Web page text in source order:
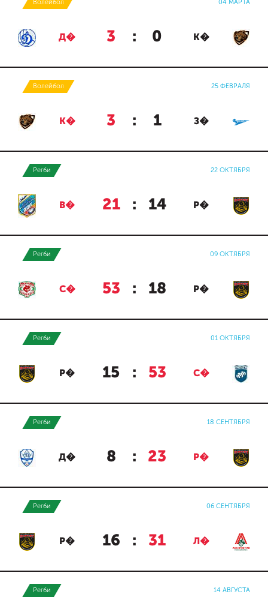
Волейбол 04 МАРТА
Д� 3 : 0 К�
Волейбол 25 ФЕВРАЛЯ
К� 3 : 1 З�
Регби 22 ОКТЯБРЯ
В� 21 : 14 Р�
Регби 09 ОКТЯБРЯ
С� 53 : 18 Р�
Регби 01 ОКТЯБРЯ
Р� 15 : 53 С�
Регби 18 СЕНТЯБРЯ
Д� 8 : 23 Р�
Регби 06 СЕНТЯБРЯ
Р� 16 : 31 Л�
Регби 14 АВГУСТА